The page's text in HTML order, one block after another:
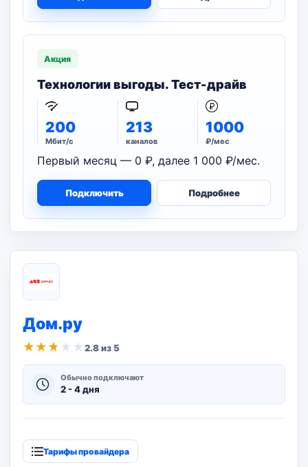
Акция
Технологии выгоды. Тест-драйв
200
Мбит/с
213
каналов
1000
₽/мес
Первый месяц — 0 ₽, далее 1 000 ₽/мес.
Подключить Подробнее
Дом.ру
★ ★ ★ ★ ★2.8 из 5
Обычно подключают
2 - 4 дня
Тарифы провайдера